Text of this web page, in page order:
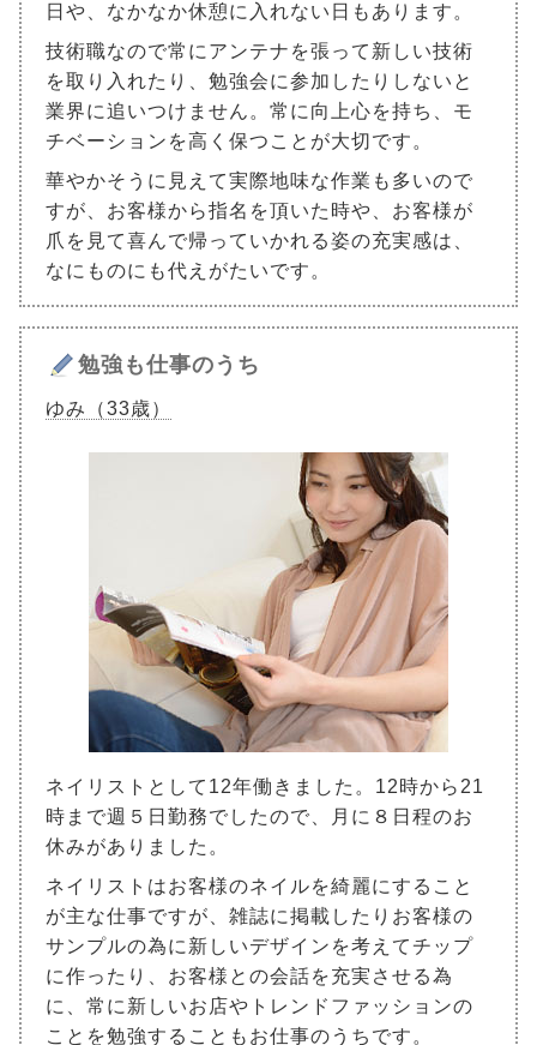
日や、なかなか休憩に入れない日もあります。
技術職なので常にアンテナを張って新しい技術
を取り入れたり、勉強会に参加したりしないと
業界に追いつけません。常に向上心を持ち、モ
チベーションを高く保つことが大切です。
華やかそうに見えて実際地味な作業も多いので
すが、お客様から指名を頂いた時や、お客様が
爪を見て喜んで帰っていかれる姿の充実感は、
なにものにも代えがたいです。
勉強も仕事のうち
ゆみ（33歳）
ネイリストとして12年働きました。12時から21
時まで週５日勤務でしたので、月に８日程のお
休みがありました。
ネイリストはお客様のネイルを綺麗にすること
が主な仕事ですが、雑誌に掲載したりお客様の
サンプルの為に新しいデザインを考えてチップ
に作ったり、お客様との会話を充実させる為
に、常に新しいお店やトレンドファッションの
ことを勉強することもお仕事のうちです。